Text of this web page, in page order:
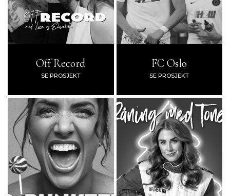
Off Record
SE PROSJEKT
FC Oslo
SE PROSJEKT